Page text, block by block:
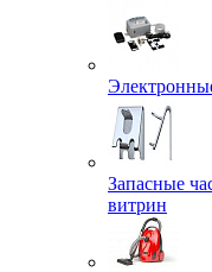
Запасные
витрин